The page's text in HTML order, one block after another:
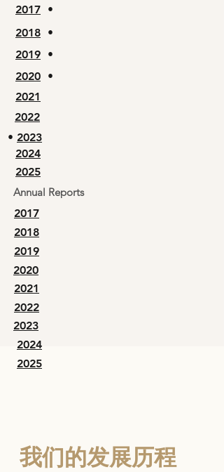
2017 •
2018 •
2019 •
2020 •
2021
2022
2025
• 2023
2024
Annual Reports
2017
2018
2019
2020
2021
2022
2023
2024
2025
我们的发展历程